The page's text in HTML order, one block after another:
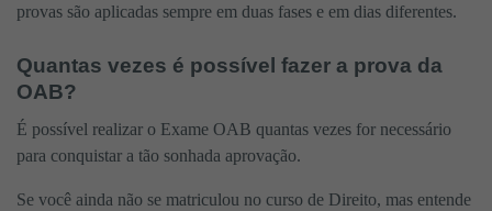
provas são aplicadas sempre em duas fases e em dias diferentes.
Quantas vezes é possível fazer a prova da
OAB?
É possível realizar o Exame OAB quantas vezes for necessário
para conquistar a tão sonhada aprovação.
Se você ainda não se matriculou no curso de Direito, mas entende